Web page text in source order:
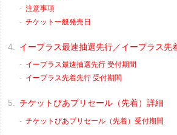
注意事項
チケット一般発売日
イープラス最速抽選先行／イープラス先
イープラス最速抽選先行 受付期間
イープラス先着先行 受付期間
チケットぴあプリセール（先着）詳細
チケットぴあプリセール（先着）受付期間